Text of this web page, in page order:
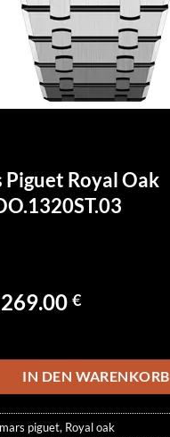
Royal Oak
Ursprünglicher
499.00 €
269.00€Aktueller
269.00 €.
IN DEN WARENKORB
piguet, Royal oak